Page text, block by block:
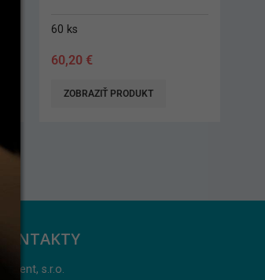
60 ks
60,20 €
ZOBRAZIŤ PRODUKT
KONTAKTY
Jarident, s.r.o.